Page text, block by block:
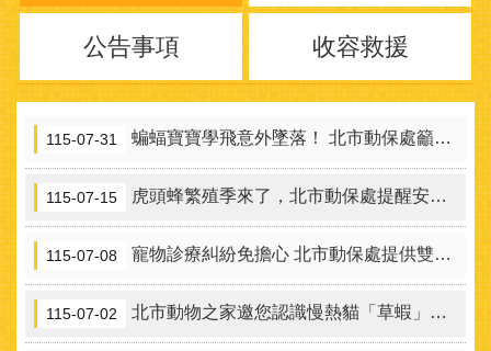
公告事項 收容救援
115-07-31 蝙蝠寶寶學飛意外墜落！ 北市動保處籲市民：遇見幼蝠先觀察不要摸
115-07-15 虎頭蜂繁殖季來了，北市動保處提醒安全四大要件
115-07-08 寵物診療糾紛免擔心 北市動保處提供雙方溝通協調平臺
115-07-02 北市動物之家邀您認識慢熱貓「草蝦」，給等待已久的牠一個機會